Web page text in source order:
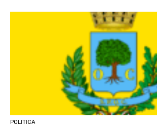
POLITICA